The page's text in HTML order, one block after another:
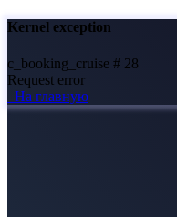
Kernel exception
c_booking_cruise # 28
Request error
На главную